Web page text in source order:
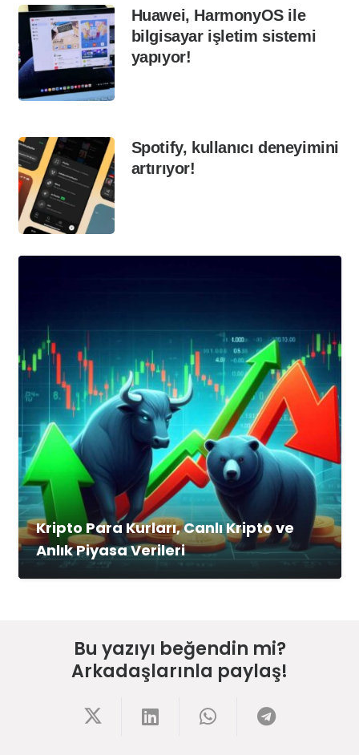
Huawei, HarmonyOS ile
bilgisayar işletim sistemi
yapıyor!
Spotify, kullanıcı deneyimini
artırıyor!
Kripto Para Kurları, Canlı Kripto ve
Anlık Piyasa Verileri
Bu yazıyı beğendin mi?
Arkadaşlarınla paylaş!